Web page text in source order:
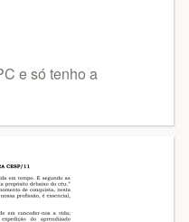
e só tenho a